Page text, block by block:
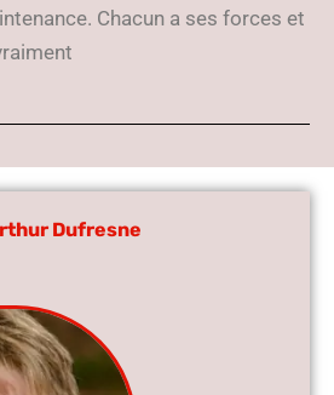
Chacun a ses forces et
Dufresne